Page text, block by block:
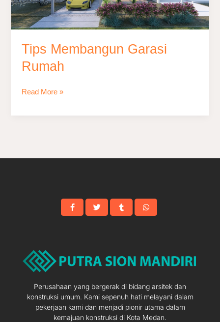
Tips Membangun Garasi
Rumah
Read More »
Perusahaan yang bergerak di bidang arsitek dan
konstruksi umum. Kami sepenuh hati melayani dalam
pekerjaan kami dan menjadi pionir utama dalam
kemajuan konstruksi di Kota Medan.